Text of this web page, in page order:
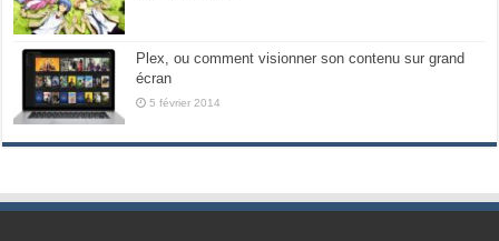
Plex, ou comment visionner son contenu sur grand
écran
5 février 2014